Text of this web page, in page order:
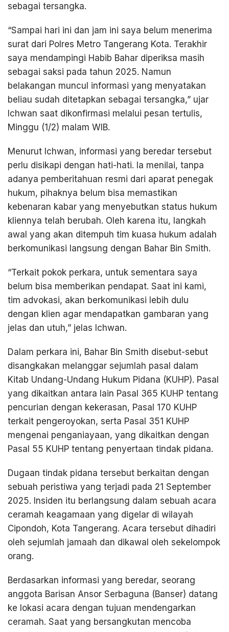
sebagai tersangka.
“Sampai hari ini dan jam ini saya belum menerima
surat dari Polres Metro Tangerang Kota. Terakhir
saya mendampingi Habib Bahar diperiksa masih
sebagai saksi pada tahun 2025. Namun
belakangan muncul informasi yang menyatakan
beliau sudah ditetapkan sebagai tersangka,” ujar
Ichwan saat dikonfirmasi melalui pesan tertulis,
Minggu (1/2) malam WIB.
Menurut Ichwan, informasi yang beredar tersebut
perlu disikapi dengan hati-hati. Ia menilai, tanpa
adanya pemberitahuan resmi dari aparat penegak
hukum, pihaknya belum bisa memastikan
kebenaran kabar yang menyebutkan status hukum
kliennya telah berubah. Oleh karena itu, langkah
awal yang akan ditempuh tim kuasa hukum adalah
berkomunikasi langsung dengan Bahar Bin Smith.
“Terkait pokok perkara, untuk sementara saya
belum bisa memberikan pendapat. Saat ini kami,
tim advokasi, akan berkomunikasi lebih dulu
dengan klien agar mendapatkan gambaran yang
jelas dan utuh,” jelas Ichwan.
Dalam perkara ini, Bahar Bin Smith disebut-sebut
disangkakan melanggar sejumlah pasal dalam
Kitab Undang-Undang Hukum Pidana (KUHP). Pasal
yang dikaitkan antara lain Pasal 365 KUHP tentang
pencurian dengan kekerasan, Pasal 170 KUHP
terkait pengeroyokan, serta Pasal 351 KUHP
mengenai penganiayaan, yang dikaitkan dengan
Pasal 55 KUHP tentang penyertaan tindak pidana.
Dugaan tindak pidana tersebut berkaitan dengan
sebuah peristiwa yang terjadi pada 21 September
2025. Insiden itu berlangsung dalam sebuah acara
ceramah keagamaan yang digelar di wilayah
Cipondoh, Kota Tangerang. Acara tersebut dihadiri
oleh sejumlah jamaah dan dikawal oleh sekelompok
orang.
Berdasarkan informasi yang beredar, seorang
anggota Barisan Ansor Serbaguna (Banser) datang
ke lokasi acara dengan tujuan mendengarkan
ceramah. Saat yang bersangkutan mencoba